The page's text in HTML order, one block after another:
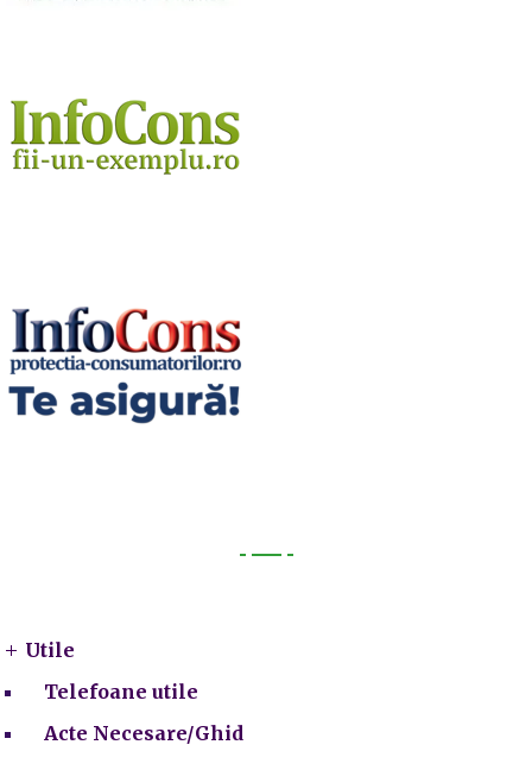
Utile
Telefoane utile
Acte Necesare/Ghid